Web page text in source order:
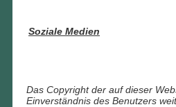
Soziale Medien
Das Copyright der auf dieser
Einverständnis des Benutzers